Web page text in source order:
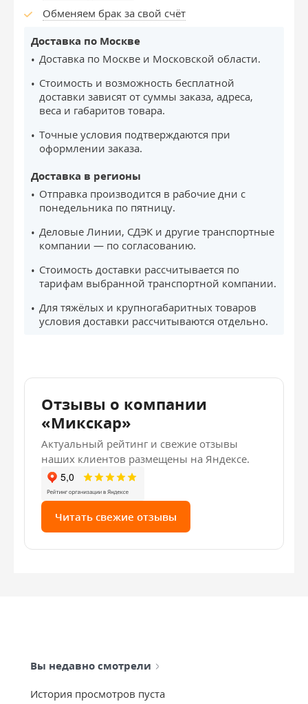
Обменяем брак за свой счёт
Доставка по Москве
Доставка по Москве и Московской области.
Стоимость и возможность бесплатной
доставки зависят от суммы заказа, адреса,
веса и габаритов товара.
Точные условия подтверждаются при
оформлении заказа.
Доставка в регионы
Отправка производится в рабочие дни с
понедельника по пятницу.
Деловые Линии, СДЭК и другие транспортные
компании — по согласованию.
Стоимость доставки рассчитывается по
тарифам выбранной транспортной компании.
Для тяжёлых и крупногабаритных товаров
условия доставки рассчитываются отдельно.
Отзывы о компании
«Микскар»
Актуальный рейтинг и свежие отзывы
наших клиентов размещены на Яндексе.
Читать свежие отзывы
Вы недавно смотрели
История просмотров пуста